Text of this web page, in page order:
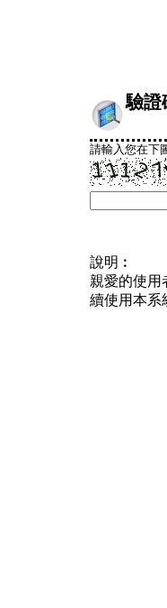
驗證
請輸入您在下
說明︰
親愛的使用
續使用本系